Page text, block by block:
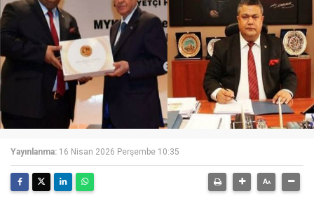
Yayınlanma: 16 Nisan 2026 Perşembe 10:35